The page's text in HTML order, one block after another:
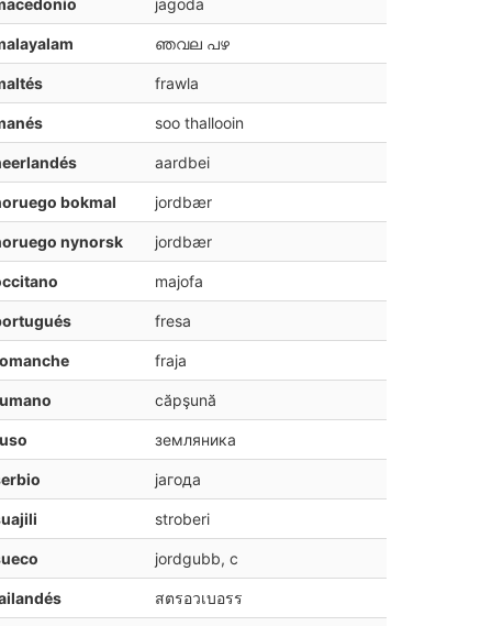
ഞവല‍ പഴ
frawla
soo thallooin
aardbei
bokmal jordbær
nynorsk jordbær
majofa
fresa
fraja
căpşună
земляника
јагода
stroberi
jordgubb, c
สตรอวเบอรร